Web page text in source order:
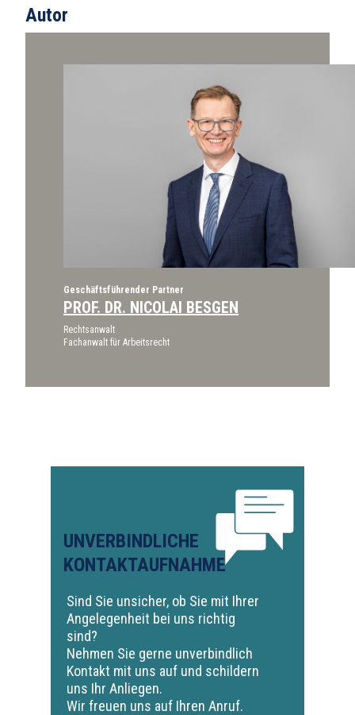
Autor
Geschäftsführender Partner
PROF. DR. NICOLAI BESGEN
Rechtsanwalt
Fachanwalt für Arbeitsrecht
UNVERBINDLICHE
KONTAKTAUFNAHME
Sind Sie unsicher, ob Sie mit Ihrer
Angelegenheit bei uns richtig
sind?
Nehmen Sie gerne unverbindlich
Kontakt mit uns auf und schildern
uns Ihr Anliegen.
Wir freuen uns auf Ihren Anruf.